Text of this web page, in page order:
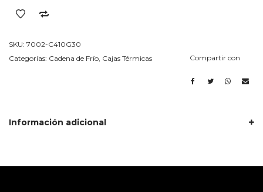
unidad
SKU: 7002-C410G30
Categorías: Cadena de Frío Cajas Térmicas Compartir con
Información adicional